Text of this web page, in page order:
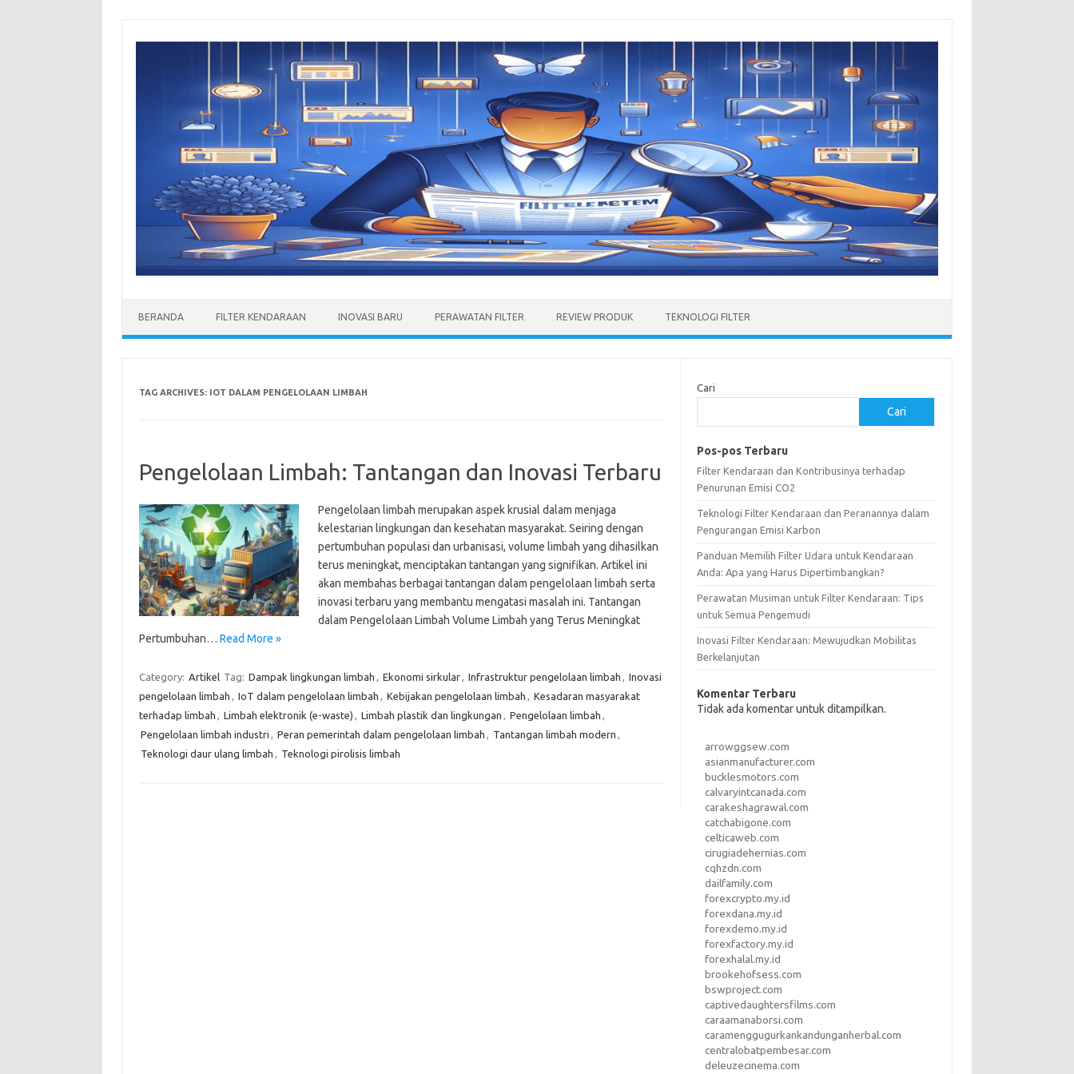
BERANDA FILTER KENDARAAN INOVASI BARU PERAWATAN FILTER REVIEW PRODUK TEKNOLOGI FILTER
TAG ARCHIVES: IOT DALAM PENGELOLAAN LIMBAH
Pengelolaan Limbah: Tantangan dan Inovasi Terbaru
Pengelolaan limbah merupakan aspek krusial dalam menjaga
kelestarian lingkungan dan kesehatan masyarakat. Seiring dengan
pertumbuhan populasi dan urbanisasi, volume limbah yang dihasilkan
terus meningkat, menciptakan tantangan yang signifikan. Artikel ini
akan membahas berbagai tantangan dalam pengelolaan limbah serta
inovasi terbaru yang membantu mengatasi masalah ini. Tantangan
dalam Pengelolaan Limbah Volume Limbah yang Terus Meningkat
Pertumbuhan… Read More »
Category: Artikel Tag: Dampak lingkungan limbah , Ekonomi sirkular, Infrastruktur pengelolaan limbah , Inovasi
pengelolaan limbah , IoT dalam pengelolaan limbah , Kebijakan pengelolaan limbah , Kesadaran masyarakat
terhadap limbah , Limbah elektronik (e-waste) , Limbah plastik dan lingkungan , Pengelolaan limbah ,
Pengelolaan limbah industri , Peran pemerintah dalam pengelolaan limbah , Tantangan limbah modern ,
Teknologi daur ulang limbah , Teknologi pirolisis limbah
Cari
Cari
Pos-pos Terbaru
Filter Kendaraan dan Kontribusinya terhadap
Penurunan Emisi CO2
Teknologi Filter Kendaraan dan Peranannya dalam
Pengurangan Emisi Karbon
Panduan Memilih Filter Udara untuk Kendaraan
Anda: Apa yang Harus Dipertimbangkan?
Perawatan Musiman untuk Filter Kendaraan: Tips
untuk Semua Pengemudi
Inovasi Filter Kendaraan: Mewujudkan Mobilitas
Berkelanjutan
Komentar Terbaru
Tidak ada komentar untuk ditampilkan.
arrowggsew.com
asianmanufacturer.com
bucklesmotors.com
calvaryintcanada.com
carakeshagrawal.com
catchabigone.com
celticaweb.com
cirugiadehernias.com
cqhzdn.com
dailfamily.com
forexcrypto.my.id
forexdana.my.id
forexdemo.my.id
forexfactory.my.id
forexhalal.my.id
brookehofsess.com
bswproject.com
captivedaughtersfilms.com
caraamanaborsi.com
caramenggugurkankandunganherbal.com
centralobatpembesar.com
deleuzecinema.com